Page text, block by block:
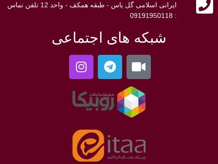
ایرانی اسلامی گل یاس - طبقه همکف - واحد 12 تلفن تماس
: 09191950118
شبکه های اجتماعی